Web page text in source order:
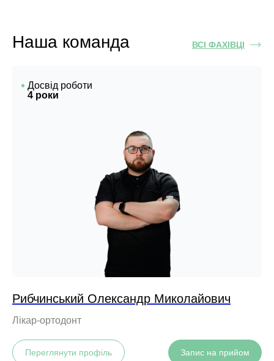
Наша команда ВСІ ФАХІВЦІ
Досвід роботи
4 роки
Рибчинський Олександр Миколайович
Лікар-ортодонт
Переглянути профіль Запис на прийом